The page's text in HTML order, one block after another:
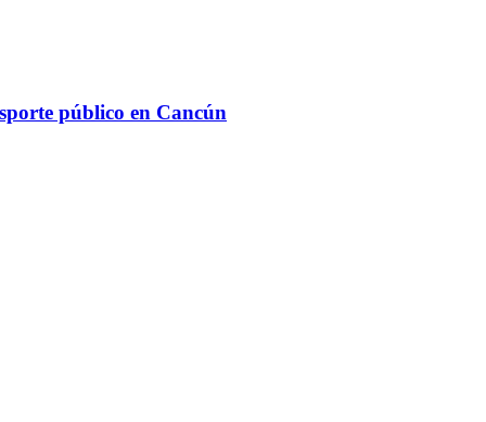
público en Cancún